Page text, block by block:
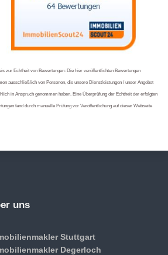
zur Echtheit von Bewertungen: Die hier veröffentlichten Bewertungen
ausschließlich von Personen, die unsere Dienstleistungen / unser Angebot
in Anspruch genommen haben. Eine Überprüfung der Echtheit der erfolgten
fand durch manuelle Prüfung vor Veröffentlichung auf dieser Webseite
uns
Stuttgart
Degerloch